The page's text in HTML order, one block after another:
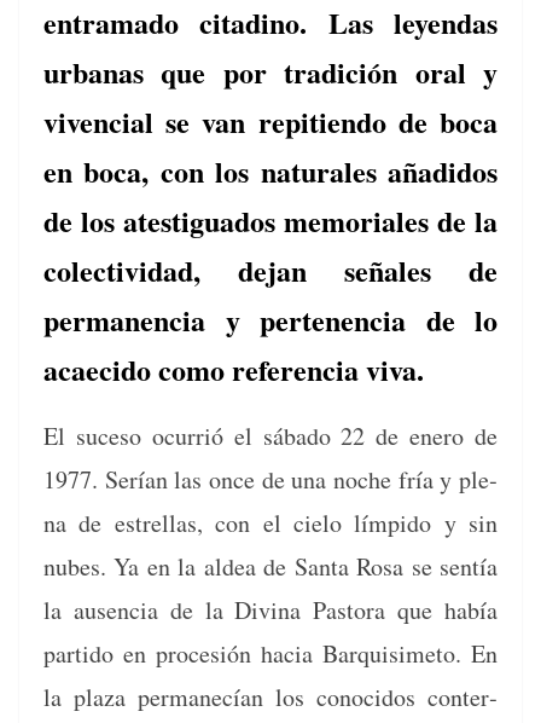
entramado citadino. Las leyendas
urbanas que por tradición oral y
vivencial se van repitiendo de boca
en boca, con los naturales añadidos
de los atestiguados memoriales de la
colectividad, dejan señales de
permanencia y pertenencia de lo
acaecido como referencia viva.
El suce­so ocur­rió el sába­do 22 de enero de
1977. Serían las once de una noche fría y ple­
na de estrel­las, con el cielo límpi­do y sin
nubes. Ya en la aldea de San­ta Rosa se sen­tía
la ausen­cia de la Div­ina Pas­to­ra que había
par­tido en pro­ce­sión hacia Bar­quisime­to. En
la plaza per­manecían los cono­ci­dos con­ter­